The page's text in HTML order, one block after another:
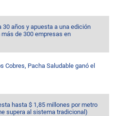
30 años y apuesta a una edición
de 300 empresas en
Cobres, Pacha Saludable ganó el
hasta $ 1,85 millones por metro
supera al sistema tradicional)